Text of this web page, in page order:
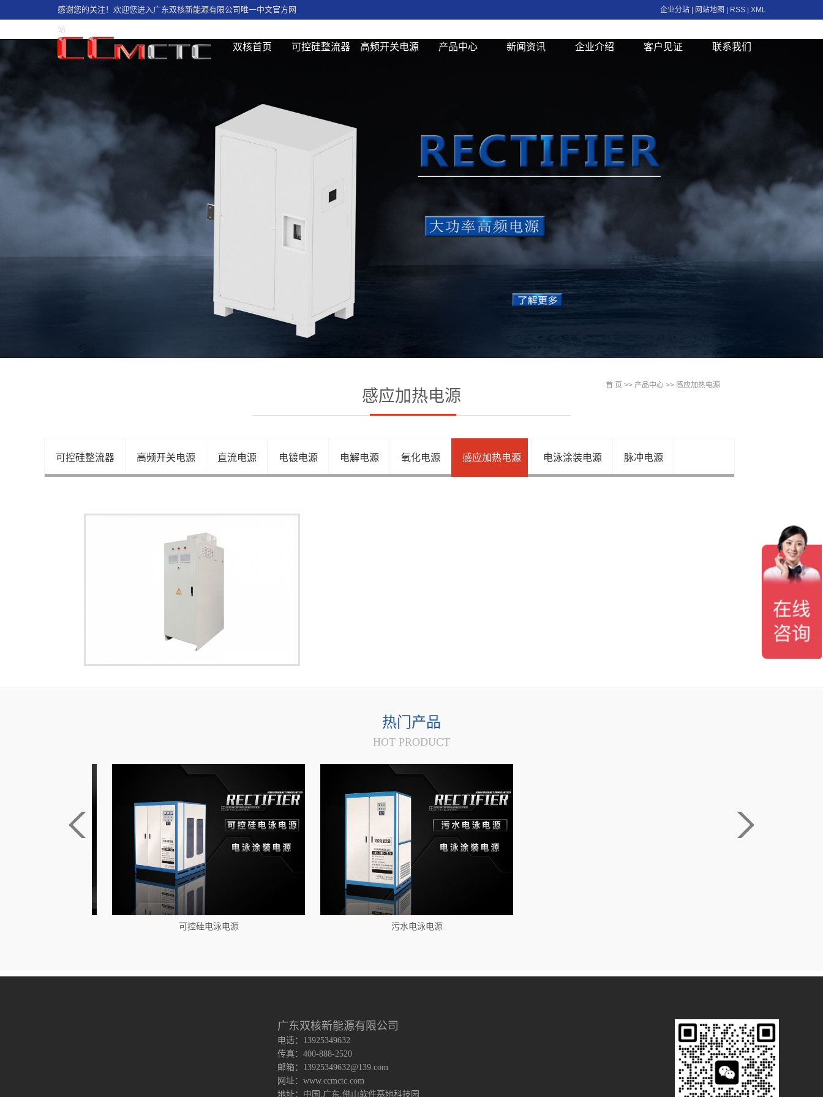
感谢您的关注！欢迎您进入广东双核新能源有限公司唯一中文官方网
站
企业分站| 网站地图 RSS| XML
双核首页 可控硅整流器 高频开关电源 产品中心 新闻资讯 企业介绍 客户见证 联系我们
首 页 >> 产品中心 >> 感应加热电源
感应加热电源
可控硅整流器 高频开关电源 直流电源 电镀电源 电解电源 氧化电源 感应加热电源 电泳涂装电源 脉冲电源
热门产品
HOT PRODUCT
可控硅电泳电源 污水电泳电源
脉冲换向电源
广东双核新能源有限公司
电话：13925349632
传真：400-888-2520
邮箱：13925349632@139.com
网址：www.ccmctc.com
地址：中国.广东.佛山软件基地科技园